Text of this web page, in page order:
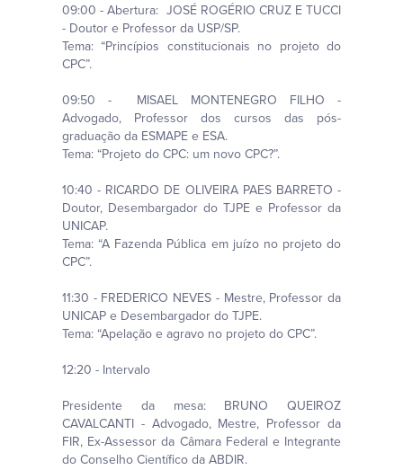
09:00 - Abertura: JOSÉ ROGÉRIO CRUZ E TUCCI
- Doutor e Professor da USP/SP.
Tema: “Princípios constitucionais no projeto do
CPC”.
09:50 - MISAEL MONTENEGRO FILHO -
Advogado, Professor dos cursos das pós-
graduação da ESMAPE e ESA.
Tema: “Projeto do CPC: um novo CPC?”.
10:40 - RICARDO DE OLIVEIRA PAES BARRETO -
Doutor, Desembargador do TJPE e Professor da
UNICAP.
Tema: “A Fazenda Pública em juízo no projeto do
CPC”.
11:30 - FREDERICO NEVES - Mestre, Professor da
UNICAP e Desembargador do TJPE.
Tema: “Apelação e agravo no projeto do CPC”.
12:20 - Intervalo
Presidente da mesa: BRUNO QUEIROZ
CAVALCANTI - Advogado, Mestre, Professor da
FIR, Ex-Assessor da Câmara Federal e Integrante
do Conselho Científico da ABDIR.